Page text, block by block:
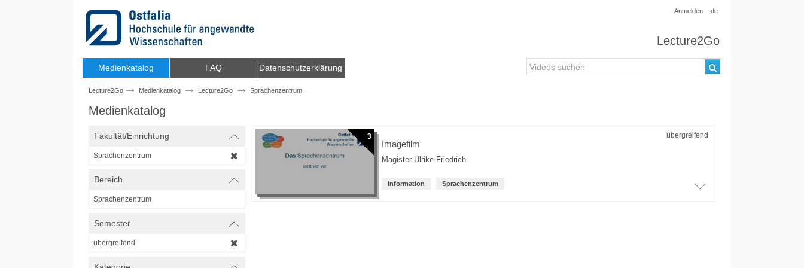
Anmelden de
Lecture2Go
Medienkatalog FAQ Datenschutzerklärung
Lecture2Go Medienkatalog Lecture2Go Sprachenzentrum
Medienkatalog
Fakultät/Einrichtung
Sprachenzentrum
Bereich
Sprachenzentrum
Semester
übergreifend
3 übergreifend
Imagefilm
Magister Ulrike Friedrich
Information Sprachenzentrum